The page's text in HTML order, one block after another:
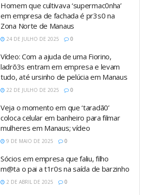
Homem que cultivava ‘supermac0nha’
em empresa de fachada é pr3s0 na
Zona Norte de Manaus
24 DE JULHO DE 2025 0
Vídeo: Com a ajuda de uma Fiorino,
ladrõ3s entram em empresa e levam
tudo, até ursinho de pelúcia em Manaus
22 DE JULHO DE 2025 0
Veja o momento em que ‘taradã0’
coloca celular em banheiro para filmar
mulheres em Manaus; vídeo
9 DE MAIO DE 2025 0
Sócios em empresa que faliu, filho
m@ta o pai a t1r0s na saída de barzinho
2 DE ABRIL DE 2025 0